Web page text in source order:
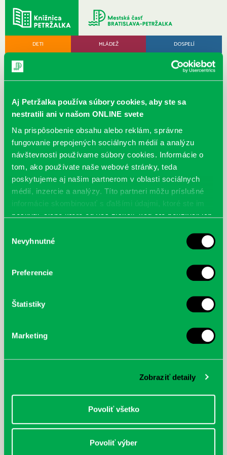
Aj Petržalka používa súbory cookies, aby ste sa
nestratili ani v našom ONLINE svete
Na prispôsobenie obsahu alebo reklám, správne
fungovanie prepojených sociálnych médií a analýzu
návštevnosti používame súbory cookies. Informácie o
tom, ako používate naše webové stránky, teda
poskytujeme aj našim partnerom v oblasti sociálnych
médií, inzercie a analýzy. Títo partneri môžu príslušné
informácie skombinovať s ďalšími údajmi, ktoré ste im
poskytli, alebo ktoré od vás získali, keď ste používali ich
súhlasu
Nevyhnutné
Preferencie
Štatistiky
Marketing
Zobraziť detaily
Povoliť všetko
Povoliť výber
DETI MLÁDEŽ DOSPELÍ
MENU
Aktuality podujatia pre deti
VŠETKY AKTUALITY
Podujatia podujatia pre deti
VŠETKY PODUJATIA
Nové knihy podujatia pre deti
ďalších skvelých titulov na